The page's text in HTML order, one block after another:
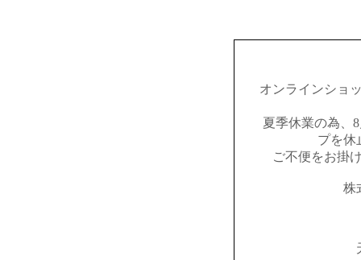
オンラインショ
夏季休業の為、
プを休
ご不便をお掛
株